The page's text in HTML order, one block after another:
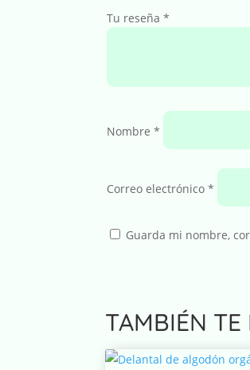
Tu reseña*
Nombre*
Correo electrónico*
Guarda mi nombre,
A
t
e
TAMBIÉN